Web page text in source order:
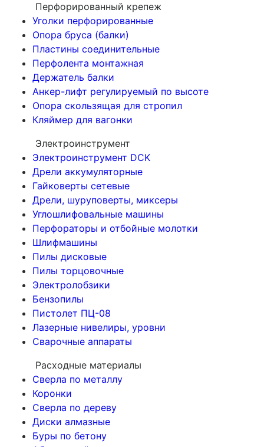
Перфорированный крепеж
Уголки перфорированные
Опора бруса (балки)
Пластины соединительные
Перфолента монтажная
Держатель балки
Анкер-лифт регулируемый по высоте
Опора скользящая для стропил
Кляймер для вагонки
Электроинструмент
Электроинструмент DCK
Дрели аккумуляторные
Гайковерты сетевые
Дрели, шуруповерты, миксеры
Углошлифовальные машины
Перфораторы и отбойные молотки
Шлифмашины
Пилы дисковые
Пилы торцовочные
Электролобзики
Бензопилы
Пистолет ПЦ-08
Лазерные нивелиры, уровни
Сварочные аппараты
Расходные материалы
Сверла по металлу
Коронки
Сверла по дереву
Диски алмазные
Буры по бетону